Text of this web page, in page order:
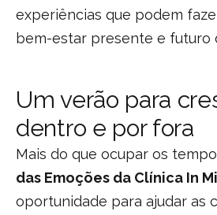
experiências que podem
bem-estar presente e futuro
Um verão para
dentro e por fora
Mais do que ocupar os
das Emoções da Clínica In
oportunidade para ajudar as